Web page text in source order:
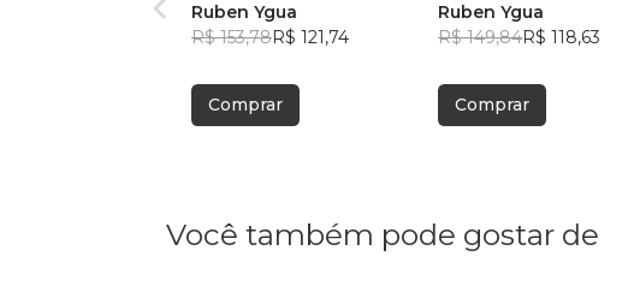
Ruben Ygua
R$ 153,78R$ 121,74
Comprar
Ruben Ygua
R$ 149,84R$ 118,63
Comprar
Você também pode gostar de